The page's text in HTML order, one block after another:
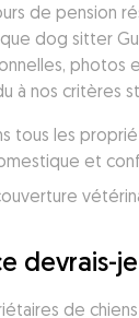
de pension
dog sitter
photos
à nos critères
tous les
et
devrais-
de